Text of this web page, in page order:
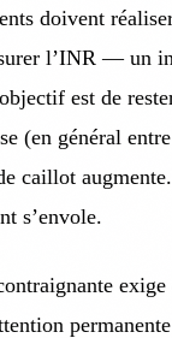
doivent
l’INR — un
est de
(en général
caillot
s’envole.